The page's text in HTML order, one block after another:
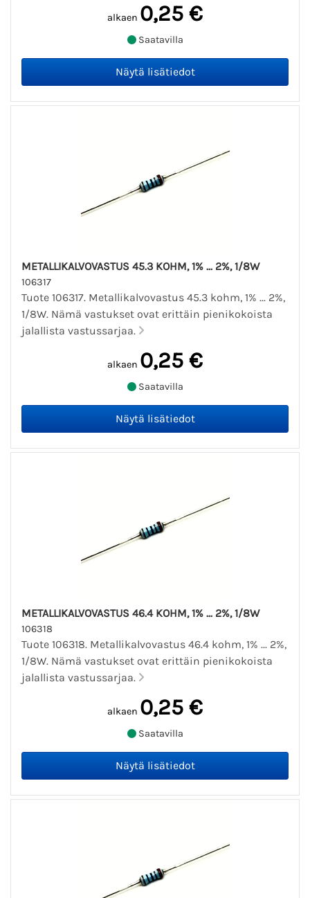
alkaen 0,25 €
Saatavilla
METALLIKALVOVASTUS 45.3 KOHM, 1% ... 2%, 1/8W
106317
Tuote 106317. Metallikalvovastus 45.3 kohm, 1% ... 2%,
1/8W. Nämä vastukset ovat erittäin pienikokoista
jalallista vastussarjaa.
alkaen 0,25 €
Saatavilla
METALLIKALVOVASTUS 46.4 KOHM, 1% ... 2%, 1/8W
106318
Tuote 106318. Metallikalvovastus 46.4 kohm, 1% ... 2%,
1/8W. Nämä vastukset ovat erittäin pienikokoista
jalallista vastussarjaa.
alkaen 0,25 €
Saatavilla